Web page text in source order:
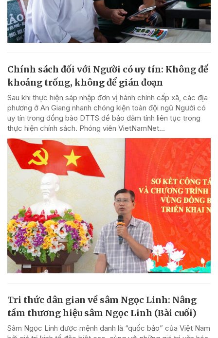
Chính sách đối với Người có uy tín: Không để
khoảng trống, không để gián đoạn
Sau khi thực hiện sáp nhập đơn vị hành chính cấp xã, các địa
phương ở An Giang nhanh chóng kiện toàn đội ngũ Người có
uy tín trong đồng bào DTTS để bảo đảm tính liên tục trong
thực hiện chính sách. Phóng viên VietNamNet...
Tri thức dân gian về sâm Ngọc Linh: Nâng
tầm thương hiệu sâm Ngọc Linh (Bài cuối)
Sâm Ngọc Linh được mệnh danh là “quốc bảo” của Việt Nam